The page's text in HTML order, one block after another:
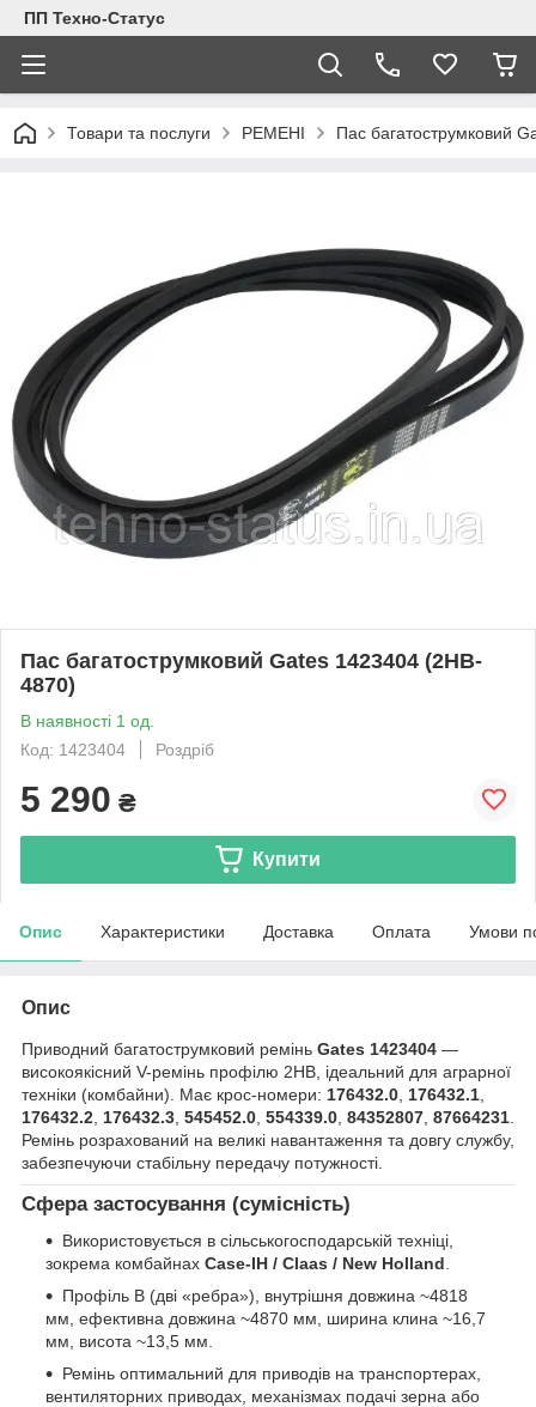
ПП Техно-Статус
Товари та послуги РЕМЕНІ Пас багатострумковий
Пас багатострумковий Gates 1423404 (2HB-
4870)
В наявності 1 од.
Код: 1423404
Роздріб
5 290 ₴
Купити
Опис Характеристики Доставка Оплата Умови
Опис
Приводний багатострумковий ремінь Gates 1423404 —
високоякісний V-ремінь профілю 2HB, ідеальний для аграрної
техніки (комбайни). Має крос-номери: 176432.0 176432.1
176432.2 176432.3 545452.0 554339.0 84352807 87664231
Ремінь розрахований на великі навантаження та довгу службу,
забезпечуючи стабільну передачу потужності.
Сфера застосування (сумісність)
Використовується в сільськогосподарській техніці,
зокрема комбайнах Case-IH / Claas / New Holland
Профіль B (дві «ребра»), внутрішня довжина ~4818
мм, ефективна довжина ~4870 мм, ширина клина ~16,7
мм, висота ~13,5 мм.
Ремінь оптимальний для приводів на транспортерах,
вентиляторних приводах, механізмах подачі зерна або